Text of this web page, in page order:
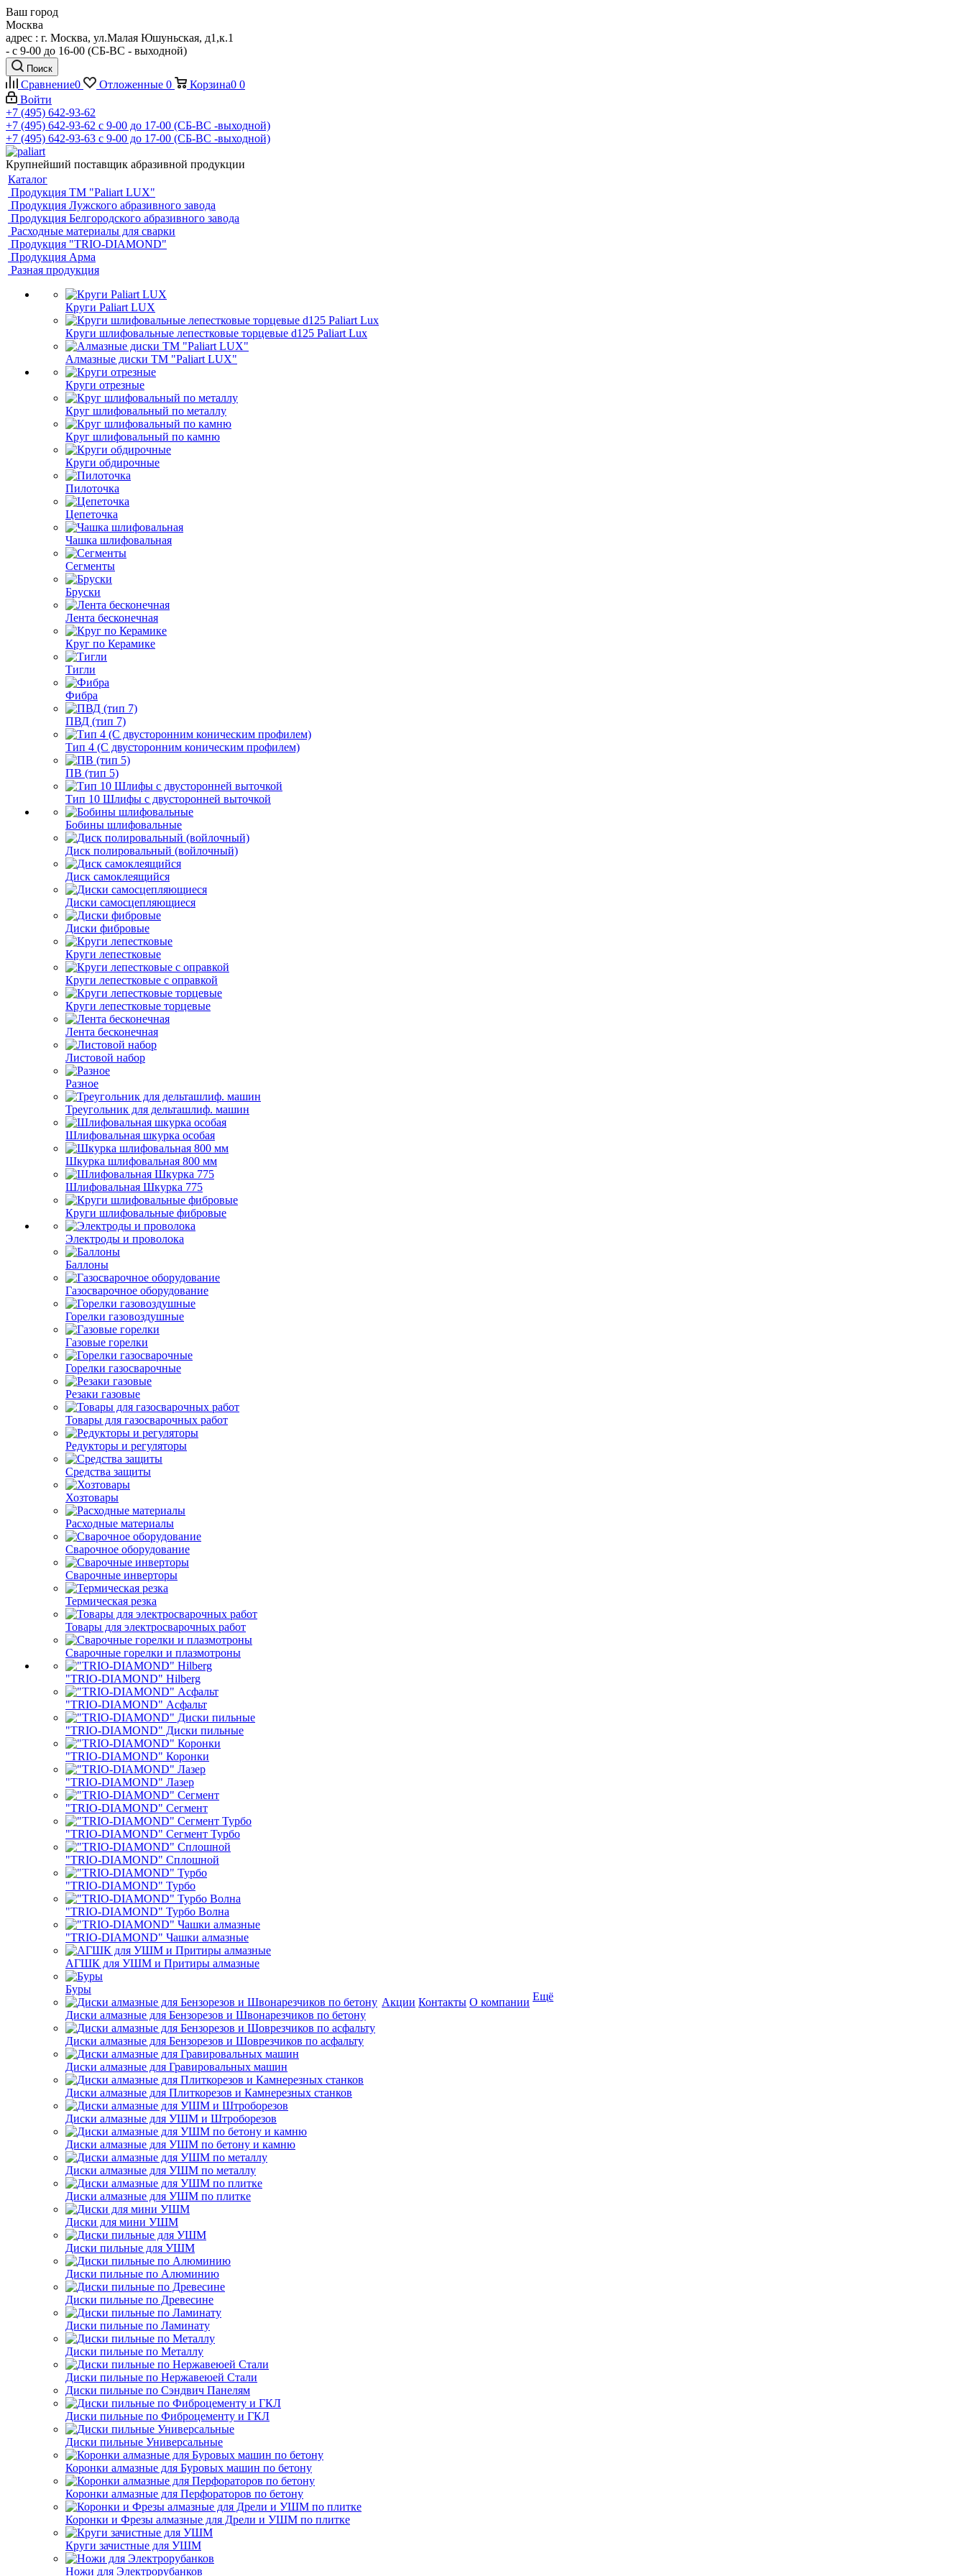
Ваш город
Москва
адрес : г. Москва, ул.Малая Юшуньская, д1,к.1
- c 9-00 до 16-00 (СБ-ВС - выходной)
Поиск
Сравнение0 Отложенные 0 Корзина0 0
Войти
+7 (495) 642-93-62
+7 (495) 642-93-62 c 9-00 до 17-00 (СБ-ВС -выходной)
+7 (495) 642-93-63 c 9-00 до 17-00 (СБ-ВС -выходной)
Крупнейший поставщик абразивной продукции
Каталог
Продукция ТМ "Paliart LUX"
Продукция Лужского абразивного завода
Продукция Белгородского абразивного завода
Расходные материалы для сварки
Продукция "TRIO-DIAMOND"
Продукция Арма
Разная продукция
Круги Paliart LUX
Круги шлифовальные лепестковые торцевые d125 Paliart Lux
Алмазные диски ТМ "Paliart LUX"
Круги отрезные
Круг шлифовальный по металлу
Круг шлифовальный по камню
Круги обдирочные
Пилоточка
Цепеточка
Чашка шлифовальная
Сегменты
Бруски
Лента бесконечная
Круг по Керамике
Тигли
Фибра
ПВД (тип 7)
Тип 4 (С двусторонним коническим профилем)
ПВ (тип 5)
Тип 10 Шлифы с двусторонней выточкой
Бобины шлифовальные
Диск полировальный (войлочный)
Диск самоклеящийся
Диски самосцепляющиеся
Диски фибровые
Круги лепестковые
Круги лепестковые с оправкой
Круги лепестковые торцевые
Лента бесконечная
Листовой набор
Разное
Треугольник для дельташлиф. машин
Шлифовальная шкурка особая
Шкурка шлифовальная 800 мм
Шлифовальная Шкурка 775
Круги шлифовальные фибровые
Электроды и проволока
Баллоны
Газосварочное оборудование
Горелки газовоздушные
Газовые горелки
Горелки газосварочные
Резаки газовые
Товары для газосварочных работ
Редукторы и регуляторы
Средства защиты
Хозтовары
Расходные материалы
Сварочное оборудование
Сварочные инверторы
Термическая резка
Товары для электросварочных работ
Сварочные горелки и плазмотроны
"TRIO-DIAMOND" Hilberg
"TRIO-DIAMOND" Асфальт
"TRIO-DIAMOND" Диски пильные
"TRIO-DIAMOND" Коронки
"TRIO-DIAMOND" Лазер
"TRIO-DIAMOND" Сегмент
"TRIO-DIAMOND" Сегмент Турбо
"TRIO-DIAMOND" Сплошной
"TRIO-DIAMOND" Турбо
"TRIO-DIAMOND" Турбо Волна
"TRIO-DIAMOND" Чашки алмазные
АГШК для УШМ и Притиры алмазные
Буры
Диски алмазные для Бензорезов и Швонарезчиков по бетону
Диски алмазные для Бензорезов и Шоврезчиков по асфальту
Диски алмазные для Гравировальных машин
Диски алмазные для Плиткорезов и Камнерезных станков
Диски алмазные для УШМ и Штроборезов
Диски алмазные для УШМ по бетону и камню
Диски алмазные для УШМ по металлу
Диски алмазные для УШМ по плитке
Диски для мини УШМ
Диски пильные для УШМ
Диски пильные по Алюминию
Диски пильные по Древесине
Диски пильные по Ламинату
Диски пильные по Металлу
Диски пильные по Нержавеюей Стали
Диски пильные по Сэндвич Панелям
Диски пильные по Фиброцементу и ГКЛ
Диски пильные Универсальные
Коронки алмазные для Буровых машин по бетону
Коронки алмазные для Перфораторов по бетону
Коронки и Фрезы алмазные для Дрели и УШМ по плитке
Круги зачистные для УШМ
Ножи для Электрорубанков
Акции Контакты О компании Ещё